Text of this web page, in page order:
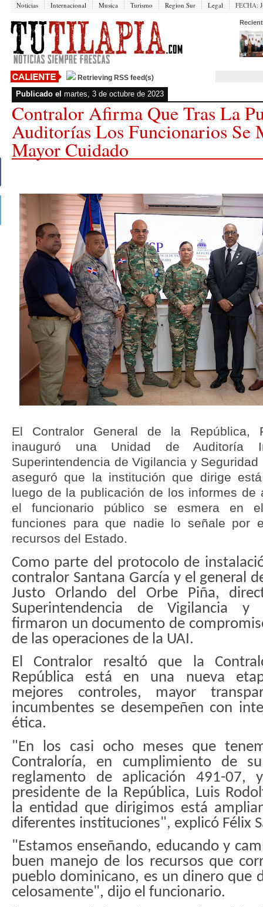
Noticias Internacional Musica Turismo Region Sur Legal FECHA:
Retrieving RSS feed(s)
Publicado el martes, 3 de octubre de 2023
Contralor Afirma Que Tras La
Auditorías Los Funcionarios Se
Mayor Cuidado
El Contralor General de la República,
inauguró una Unidad de Auditoría
Superintendencia de Vigilancia y
aseguró que la institución que dirige
luego de la publicación de los informes de
el funcionario público se esmera en
funciones para que nadie lo señale por
recursos del Estado.
Como parte del protocolo de
contralor Santana García y el general
Justo Orlando del Orbe Piña,
Superintendencia de Vigilancia y
firmaron un documento de
de las operaciones de la UAI.
El Contralor resaltó que la
República está en una nueva
mejores controles, mayor
incumbentes se desempeñen con
ética.
"En los casi ocho meses que
Contraloría, en cumplimiento de
reglamento de aplicación 491-07,
presidente de la República, Luis
la entidad que dirigimos está
diferentes instituciones", explicó Félix
"Estamos enseñando, educando y
buen manejo de los recursos que
pueblo dominicano, es un dinero que
celosamente", dijo el funcionario.